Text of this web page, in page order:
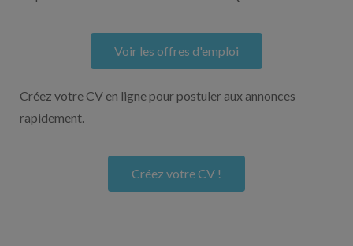
Voir les offres d'emploi
Créez votre CV en ligne pour postuler aux annonces
rapidement.
Créez votre CV !